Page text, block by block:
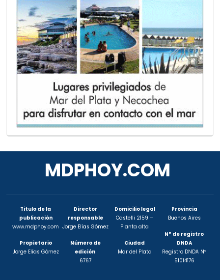
MDPHOY.COM
Titulo de la
publicación
www.mdphoy.com
Propietario
Jorge Elías Gómez
Director
responsable
Jorge Elías Gómez
Número de
edición
6767
Domicilio legal
Castelli 2159 –
Planta alta
Ciudad
Mar del Plata
Provincia
Buenos Aires
N° de registro
DNDA
Registro DNDA Nº
51014176